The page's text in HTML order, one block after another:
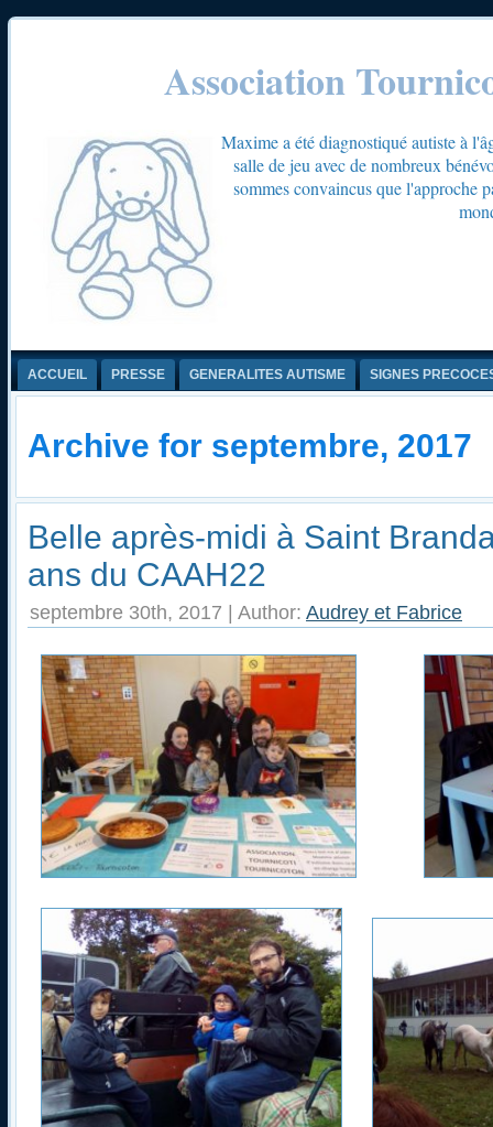
Association
Maxime a été diagnostiqué autiste à
salle de jeu avec de nombreux
sommes convaincus que l'approche
ACCUEIL PRESSE GENERALITES AUTISME SIGNES
Archive for septembre, 2017
Belle après-midi à Saint
ans du CAAH22
septembre 30th, 2017 | Author: Audrey et Fabrice